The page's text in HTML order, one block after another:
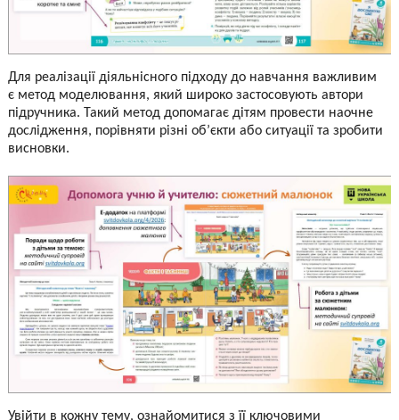
Для реалізації діяльнісного підходу до навчання важливим
є метод моделювання, який широко застосовують автори
підручника. Такий метод допомагає дітям провести наочне
дослідження, порівняти різні об’єкти або ситуації та зробити
висновки.
Увійти в кожну тему, ознайомитися з її ключовими